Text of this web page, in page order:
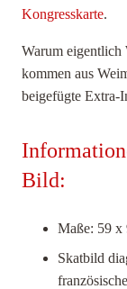
Kongresskarte.
Warum eigentlich
kommen aus
beigefügte Extra-
Bild:
Maße: 59 x
Skatbild